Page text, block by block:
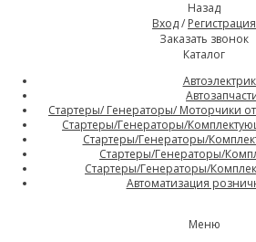
Назад
Вход/ Регистрация
Заказать звонок
Каталог
Стартеры/ Генераторы/ Моторчики
Стартеры/Генераторы/
Стартеры/Генераторы/
Стартеры/Генераторы/
Стартеры/Генераторы/
Автоматизация
Меню